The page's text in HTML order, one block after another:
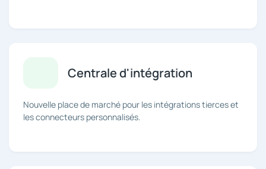
Centrale d'intégration
Nouvelle place de marché pour les intégrations tierces et
les connecteurs personnalisés.